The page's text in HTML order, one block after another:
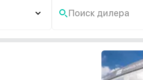
Поиск дилера
По запросу «» ничего не